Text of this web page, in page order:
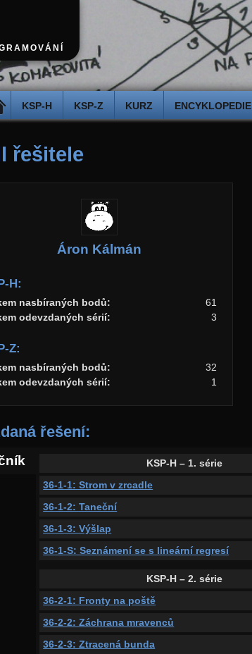
KSP-H KSP-Z KURZ ENCYKLOPEDIE
řešitele
Áron Kálmán
H:
nasbíraných bodů:
61
odevzdaných sérií:
3
Z:
nasbíraných bodů:
32
odevzdaných sérií:
1
řešení:
KSP-H – 1. série
36-1-1: Strom v zrcadle
36-1-2: Taneční
36-1-3: Výšlap
36-1-S: Seznámení se s lineární regresí
KSP-H – 2. série
36-2-1: Fronty na poště
36-2-2: Záchrana mravenců
36-2-3: Ztracená bunda